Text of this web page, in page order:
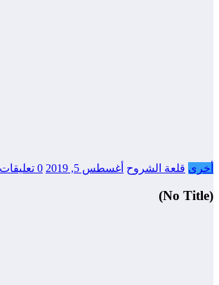
أخرى قلعة الشروح أغسطس 5, 2019 0 تعليقات
(No Title)